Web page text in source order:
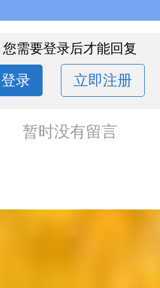
您需要登录后才能回复
登录 立即注册
暂时没有留言